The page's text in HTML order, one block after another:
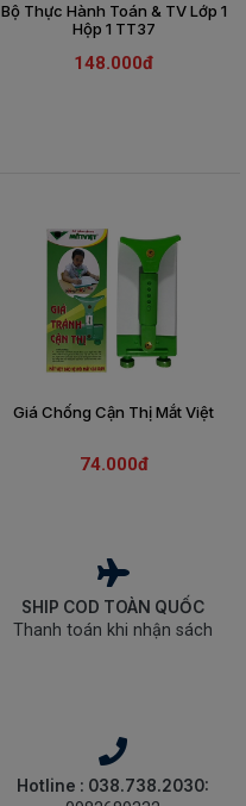
Bộ Thực Hành Toán & TV Lớp 1
Hộp 1 TT37
148.000đ
Giá Chống Cận Thị Mắt Việt
74.000đ
SHIP COD TOÀN QUỐC
Thanh toán khi nhận sách
Hotline : 038.738.2030: